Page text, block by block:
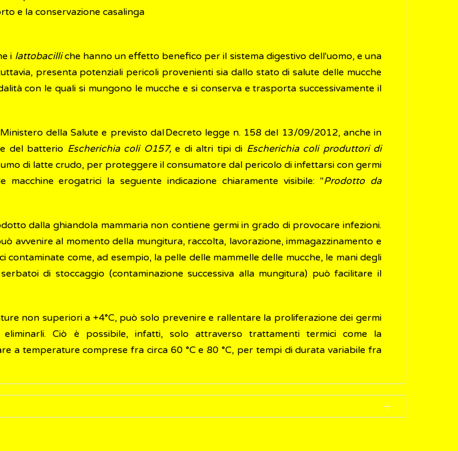
e la conservazione casalinga
i lattobacilliche hanno un effetto benefico per il sistema digestivo dell'uomo, e una
presenta potenziali pericoli provenienti sia dallo stato di salute delle mucche
con le quali si mungono le mucche e si conserva e trasporta successivamente il
della Salute e previsto dal Decreto legge n. 158 del 13/09/2012, anche in
del batterio Escherichia coli O157,e di altri tipi di Escherichia coli produttori di
di latte crudo, per proteggere il consumatore dal pericolo di infettarsi con germi
erogatrici la seguente indicazione chiaramente visibile: "Prodotto da
dalla ghiandola mammaria non contiene germi in grado di provocare infezioni.
avvenire al momento della mungitura, raccolta, lavorazione, immagazzinamento e
come, ad esempio, la pelle delle mammelle delle mucche, le mani degli
di stoccaggio (contaminazione successiva alla mungitura) può facilitare il
non superiori a +4°C, può solo prevenire e rallentare la proliferazione dei germi
Ciò è possibile, infatti, solo attraverso trattamenti termici come la
a temperature comprese fra circa 60 °C e 80 °C, per tempi di durata variabile fra
Consiglio sull'igiene dei prodotti alimentari